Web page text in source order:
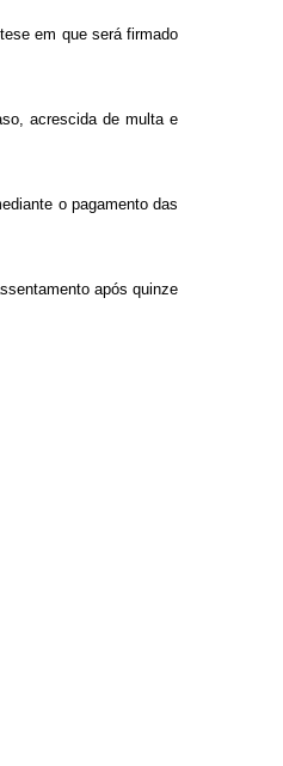
em que será firmado
acrescida de multa e
o pagamento das
após quinze